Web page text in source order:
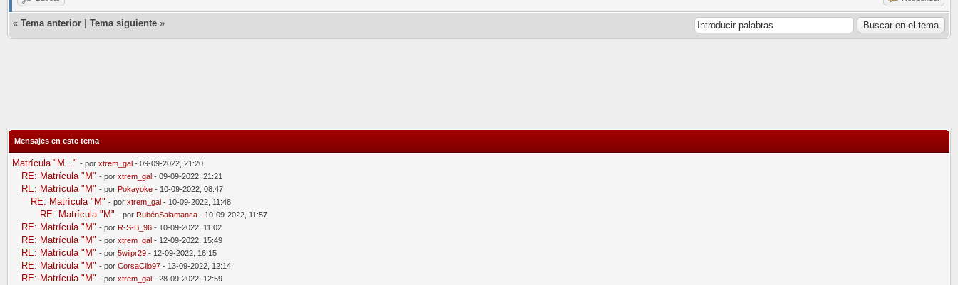
« Tema anterior Tema siguiente »
Mensajes en este tema
Matrícula "M..." - por xtrem_gal - 09-09-2022, 21:20
RE: Matrícula "M" - por xtrem_gal - 09-09-2022, 21:21
RE: Matrícula "M" - por Pokayoke - 10-09-2022, 08:47
RE: Matrícula "M" - por xtrem_gal - 10-09-2022, 11:48
RE: Matrícula "M" - por RubénSalamanca - 10-09-2022, 11:57
RE: Matrícula "M" - por R-S-B_96 - 10-09-2022, 11:02
RE: Matrícula "M" - por xtrem_gal - 12-09-2022, 15:49
RE: Matrícula "M" - por 5wiipr29 - 12-09-2022, 16:15
RE: Matrícula "M" - por CorsaClio97 - 13-09-2022, 12:14
RE: Matrícula "M" - por xtrem_gal - 28-09-2022, 12:59